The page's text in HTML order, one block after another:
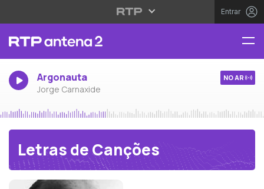
Entrar
Argonauta
Jorge Carnaxide
NO AR
Letras de Canções